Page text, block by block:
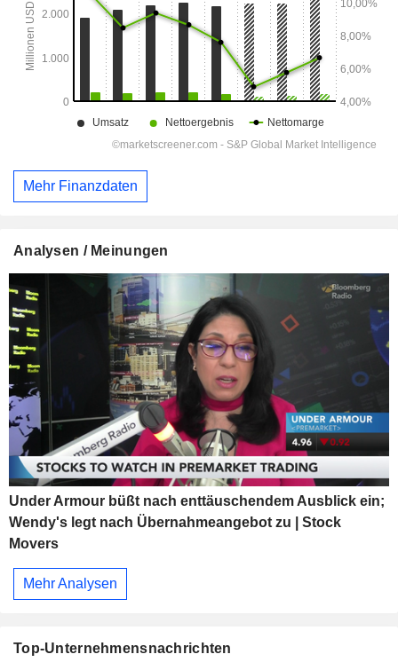
Mehr Finanzdaten
Analysen / Meinungen
Under Armour büßt nach enttäuschendem Ausblick ein;
Wendy's legt nach Übernahmeangebot zu | Stock
Movers
Mehr Analysen
Top-Unternehmensnachrichten